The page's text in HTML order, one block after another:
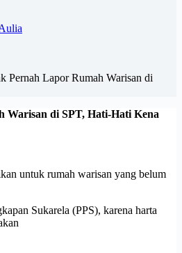
Pernah Lapor Rumah Warisan di
Warisan di SPT, Hati-Hati Kena
untuk rumah warisan yang belum
Sukarela (PPS), karena harta